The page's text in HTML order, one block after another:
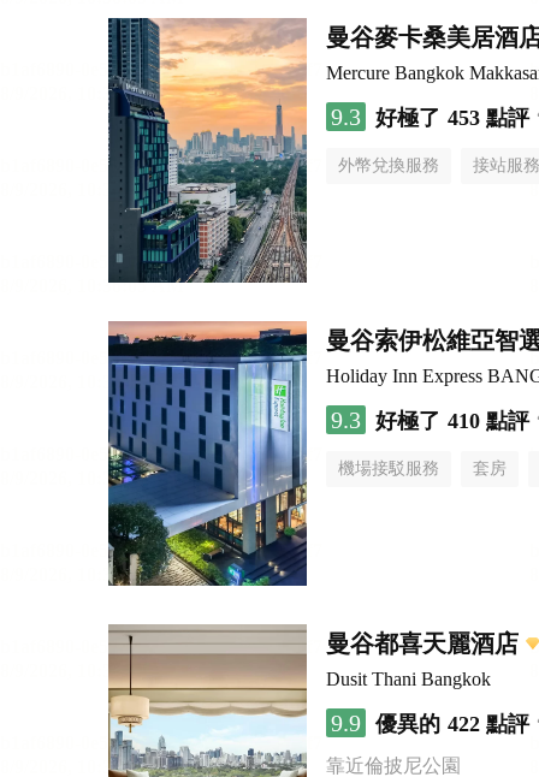
曼谷麥卡桑美居酒
Mercure Bangkok
9.3 好極了 453 點評
外幣兌換服務 接站服務
曼谷索伊松維亞智
Holiday Inn Express
9.3 好極了 410 點評
機場接駁服務 套房
曼谷都喜天麗酒店
Dusit Thani Bangkok
9.9 優異的 422 點評
靠近倫披尼公園